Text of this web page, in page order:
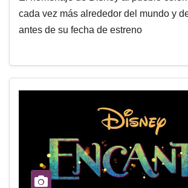
cada vez más alrededor del mundo y
antes de su fecha de estreno